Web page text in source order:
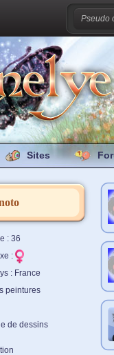
Sites
: 36
:
: France
peintures
de dessins